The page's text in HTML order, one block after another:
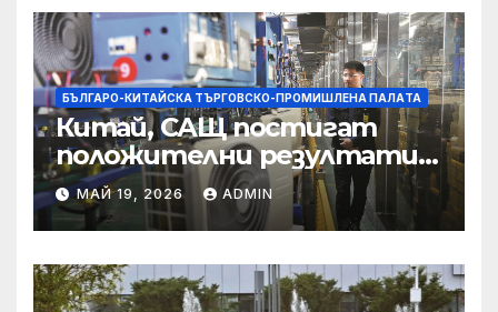
корпоративната
престъпност
БЪЛГАРО-КИТАЙСКА ТЪРГОВСКО-ПРОМИШЛЕНА ПАЛAТА
Китай, САЩ постигат
положителни резултати в
икономическите и
търговски консултации:
министерство
МАЙ 19, 2026 ADMIN